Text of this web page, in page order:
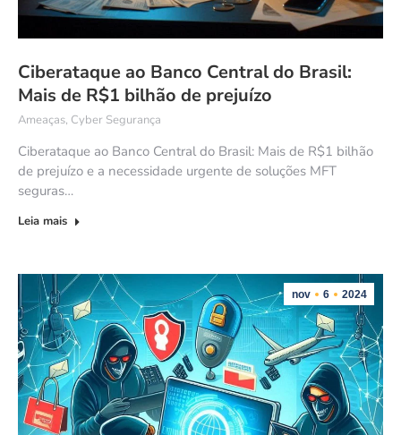
Ciberataque ao Banco Central do Brasil:
Mais de R$1 bilhão de prejuízo
Ameaças, Cyber Segurança
Ciberataque ao Banco Central do Brasil: Mais de R$1 bilhão
de prejuízo e a necessidade urgente de soluções MFT
seguras…
Leia mais
nov 6 2024